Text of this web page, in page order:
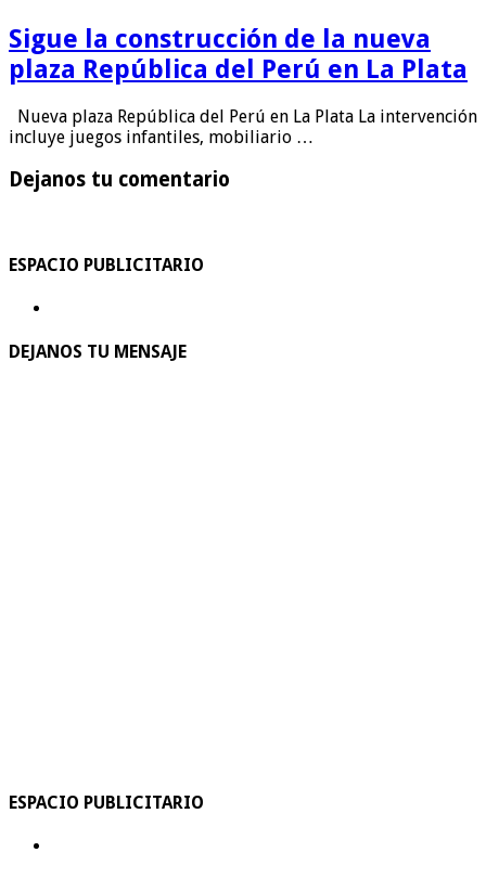
Sigue la construcción de la nueva
plaza República del Perú en La Plata
Nueva plaza República del Perú en La Plata La intervención
incluye juegos infantiles, mobiliario …
Dejanos tu comentario
ESPACIO PUBLICITARIO
DEJANOS TU MENSAJE
ESPACIO PUBLICITARIO